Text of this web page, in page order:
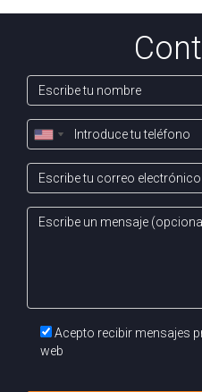
Ponte en contacto
tienes más preguntas
personalizada.
Acepto recibir mensajes
web